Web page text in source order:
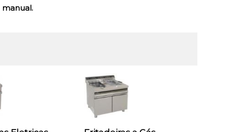
manual.